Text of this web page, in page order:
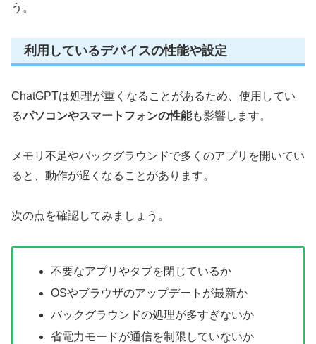
う。
利用しているデバイスの性能や設定
ChatGPTは処理が重くなることがあるため、使用してい
るパソコンやスマートフォンの性能も影響します。
メモリ不足やバックグラウンドで多くのアプリを開いてい
ると、動作が遅くなることがあります。
次の点を確認してみましょう。
不要なアプリやタブを閉じているか
OSやブラウザのアップデートが最新か
バックグラウンドの処理が多すぎないか
省電力モードが通信を制限していないか